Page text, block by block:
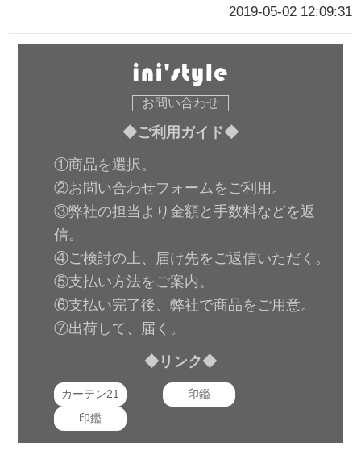
2019-05-02 12:09:31
お問い合わせ
◆ご利用ガイド◆
①商品を選択。
②お問い合わせフォームをご利用。
③弊社の担当より金額と手数料などを返
信。
④ご検討の上、届け先をご返信いただく。
⑤支払い方法をご案内。
⑥支払い完了後、弊社で商品をご用意。
⑦出荷して、届く。
◆リンク◆
カーテン21
印鑑
印鑑